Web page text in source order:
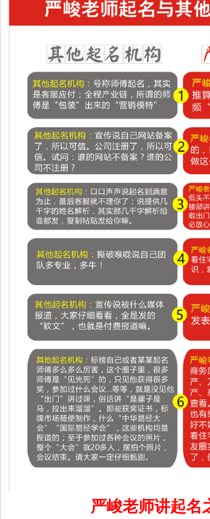
严峻老师讲起名